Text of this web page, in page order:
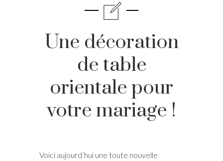
Une décoration
de table
orientale pour
votre mariage !
Voici aujourd’hui une toute nouvelle